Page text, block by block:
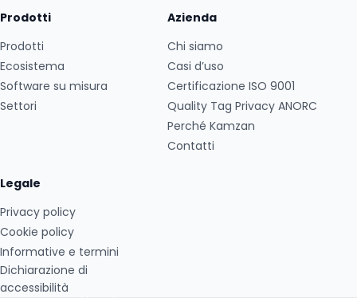
Prodotti
Prodotti
Ecosistema
Software su misura
Settori
Azienda
Chi siamo
Casi d’uso
Certificazione ISO 9001
Quality Tag Privacy ANORC
Perché Kamzan
Contatti
Legale
Privacy policy
Cookie policy
Informative e termini
Dichiarazione di
accessibilità